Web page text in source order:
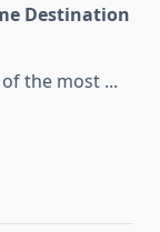
Destination
of the most ...